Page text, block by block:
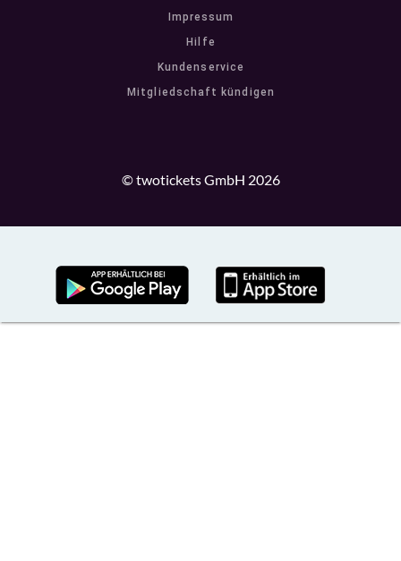
Impressum
Hilfe
Kundenservice
Mitgliedschaft kündigen
© twotickets GmbH 2026